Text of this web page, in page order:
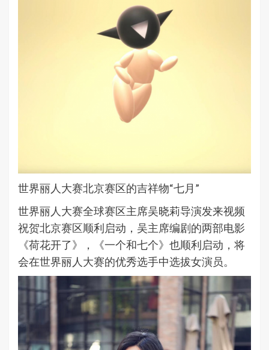
世界丽人大赛北京赛区的吉祥物“七月”
世界丽人大赛全球赛区主席吴晓莉导演发来视频
祝贺北京赛区顺利启动，吴主席编剧的两部电影
《荷花开了》，《一个和七个》也顺利启动，将
会在世界丽人大赛的优秀选手中选拔女演员。